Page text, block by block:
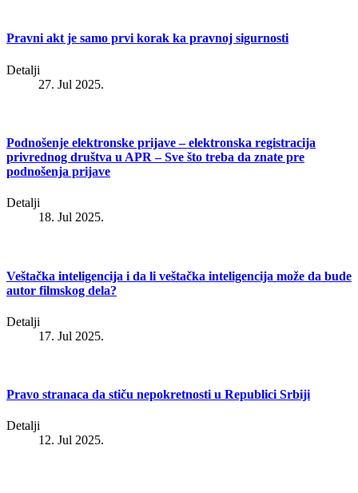
Pravni akt je samo prvi korak ka pravnoj sigurnosti
Detalji
27. Jul 2025.
Podnošenje elektronske prijave – elektronska registracija
privrednog društva u APR – Sve što treba da znate pre
podnošenja prijave
Detalji
18. Jul 2025.
Veštačka inteligencija i da li veštačka inteligencija može da bude
autor filmskog dela?
Detalji
17. Jul 2025.
Pravo stranaca da stiču nepokretnosti u Republici Srbiji
Detalji
12. Jul 2025.